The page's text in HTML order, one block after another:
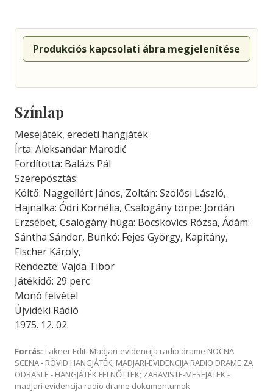
Produkciós kapcsolati ábra megjelenítése
Színlap
Mesejáték, eredeti hangjáték
Írta: Aleksandar Marodić
Fordította: Balázs Pál
Szereposztás:
Költő: Naggellért János, Zoltán: Szölősi László,
Hajnalka: Ódri Kornélia, Csalogány törpe: Jordán
Erzsébet, Csalogány húga: Bocskovics Rózsa, Ádám:
Sántha Sándor, Bunkó: Fejes György, Kapitány,
Fischer Károly,
Rendezte: Vajda Tibor
Játékidő: 29 perc
Monó felvétel
Újvidéki Rádió
1975. 12. 02.
Forrás: Lakner Edit: Madjari-evidencija radio drame NOCNA
SCENA - RÖVID HANGJÁTÉK; MADJARI-EVIDENCIJA RADIO DRAME ZA
ODRASLE - HANGJÁTÉK FELNŐTTEK; ZABAVISTE-MESEJATEK -
madjari evidencija radio drame dokumentumok